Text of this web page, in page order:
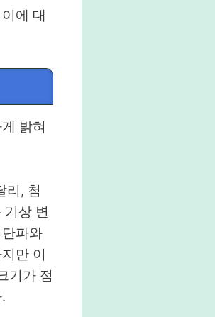
에 대
밝혀
리, 첨
상 변
파와
만 이
기가 점